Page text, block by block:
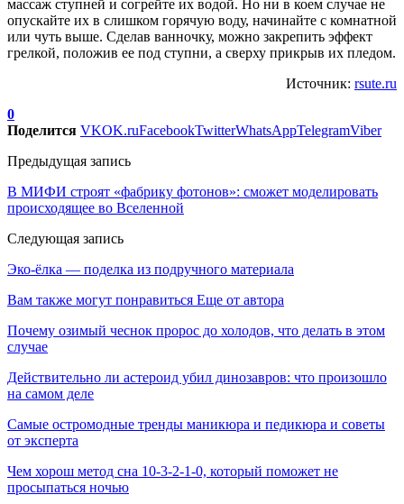
массаж ступней и согрейте их водой. Но ни в коем случае не
опускайте их в слишком горячую воду, начинайте с комнатной
или чуть выше. Сделав ванночку, можно закрепить эффект
грелкой, положив ее под ступни, а сверху прикрыв их пледом.
Источник: rsute.ru
0
Поделится VKOK.ruFacebookTwitterWhatsAppTelegramViber
Предыдущая запись
В МИФИ строят «фабрику фотонов»: сможет моделировать
происходящее во Вселенной
Следующая запись
Эко-ёлка — поделка из подручного материала
Вам также могут понравиться Еще от автора
Почему озимый чеснок пророс до холодов, что делать в этом
случае
Действительно ли астероид убил динозавров: что произошло
на самом деле
Самые остромодные тренды маникюра и педикюра и советы
от эксперта
Чем хорош метод сна 10-3-2-1-0, который поможет не
просыпаться ночью